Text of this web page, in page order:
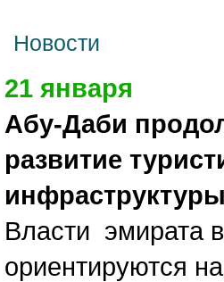
Новости
21 января
Абу-Даби
развитие
Власти эмирата
ориентируются